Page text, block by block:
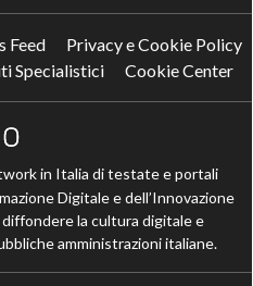
Feed
Privacy e Cookie Policy
Specialistici
Cookie Center
in Italia di testate e portali
Digitale e dell’Innovazione
la cultura digitale e
amministrazioni italiane.